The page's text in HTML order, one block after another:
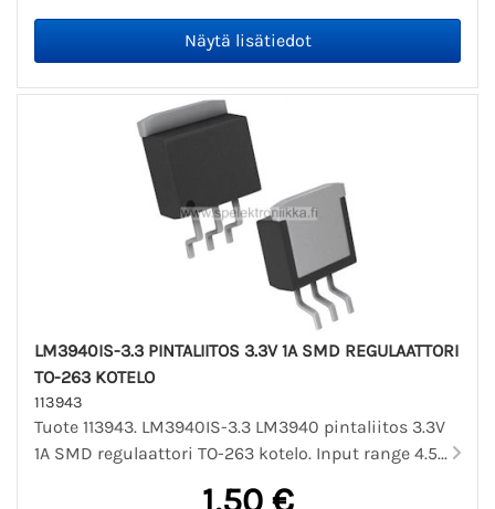
LM3940IS-3.3 PINTALIITOS 3.3V 1A SMD REGULAATTORI
TO-263 KOTELO
113943
Tuote 113943. LM3940IS-3.3 LM3940 pintaliitos 3.3V
1A SMD regulaattori TO-263 kotelo. Input range 4.5...